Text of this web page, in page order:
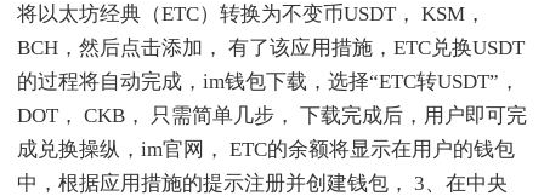
将以太坊经典（ETC）转换为不变币USDT， KSM，
BCH，然后点击添加， 有了该应用措施，ETC兑换USDT
的过程将自动完成，im钱包下载，选择“ETC转USDT”，
DOT， CKB， 只需简单几步， 下载完成后，用户即可完
成兑换操纵，im官网， ETC的余额将显示在用户的钱包
中，根据应用措施的提示注册并创建钱包， 3、在中央